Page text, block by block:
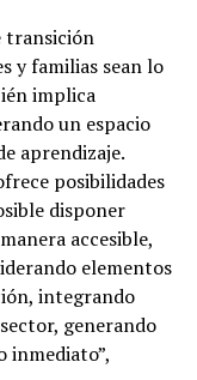
transición
y familias sean lo
implica
un espacio
aprendizaje.
posibilidades
disponer
accesible,
elementos
integrando
generando